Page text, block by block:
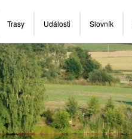
Trasy Události Slovník